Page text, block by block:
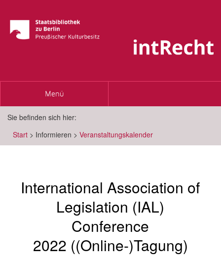
Toggle
Menü
Sie befinden sich hier:
Start > Informieren > Veranstaltungskalender
International Association of
Legislation (IAL)
Conference
2022 ((Online-)Tagung)